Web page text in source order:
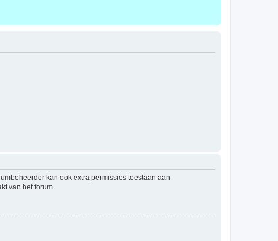
kan ook extra permissies toestaan aan
van het forum.